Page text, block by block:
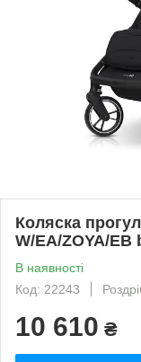
Коляска
W/EA/ZOYA/EB
В наявності
Код: 22243
10 610 ₴